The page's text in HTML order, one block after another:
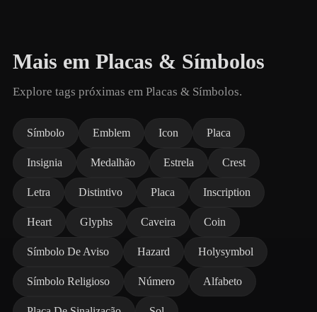
Mais em Placas & Símbolos
Explore tags próximas em Placas & Símbolos.
Símbolo Emblem Icon Placa
Insignia Medalhão Estrela Crest
Letra Distintivo Placa Inscription
Heart Glyphs Caveira Coin
Símbolo De Aviso Hazard Holysymbol
Símbolo Religioso Número Alfabeto